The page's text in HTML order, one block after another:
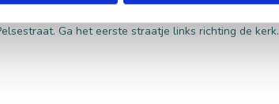
Ga het eerste straatje links richting de kerk.